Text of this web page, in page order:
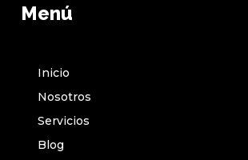
Menú
Inicio
Nosotros
Servicios
Blog